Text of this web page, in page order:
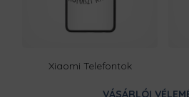
Xiaomi Telefontok
VÁSÁRLÓI